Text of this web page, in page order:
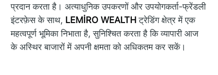
प्रदान करता है। अत्याधुनिक उपकरणों और उपयोगकर्ता-फ्रेंडली
इंटरफ़ेस के साथ, LEMİRO WEALTH ट्रेडिंग क्षेत्र में एक
महत्वपूर्ण भूमिका निभाता है, सुनिश्चित करता है कि व्यापारी आज
के अस्थिर बाजारों में अपनी क्षमता को अधिकतम कर सकें।